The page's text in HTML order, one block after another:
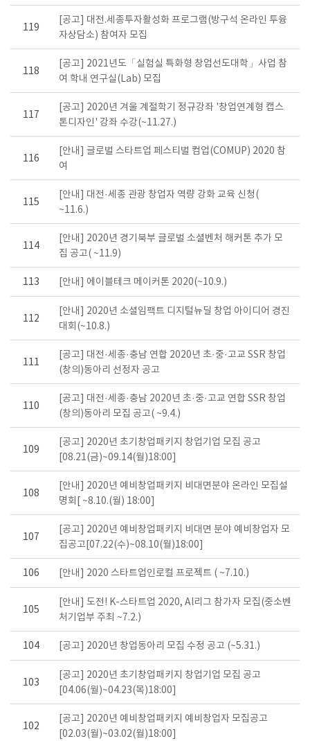
119
[공고] 대전.세종투자활성화 프로그램(방구석 온라인 투융
자상담소) 참여자 모집
118
[공고] 2021년도「실험실 특화형 창업선도대학」사업 참
여 학내 연구실(Lab) 모집
117
[공고] 2020년 겨울 계절학기 정규강좌 '창업연계형 캡스
톤디자인' 강좌 수강(~11.27.)
116
[안내] 글로벌 스타트업 페스티벌 컴업(COMUP) 2020 참
여
115
[안내] 대전·세종 관광 창업자 역량 강화 교육 신청(
~11.6.)
114
[안내] 2020년 경기북부 글로벌 소셜벤처 해커톤 추가 모
집 공고( ~11.9)
113 [안내] 에이블테크 메이커톤 2020(~10.9.)
112
[안내] 2020년 소셜임팩트 디지털뉴딜 창업 아이디어 경진
대회(~10.8.)
111
[공고] 대전·세종·충남 연합 2020년 초·중·고교 SSR 창업
(창의)동아리 선정자 공고
110
[공고] 대전·세종·충남 2020년 초·중·고교 연합 SSR 창업
(창의)동아리 모집 공고( ~9.4.)
109
[공고] 2020년 초기창업패키지 창업기업 모집 공고
[08.21(금)~09.14(월)18:00]
108
[안내] 2020년 예비창업패키지 비대면분야 온라인 모집설
명회[ ~8.10.(월) 18:00]
107
[공고] 2020년 예비창업패키지 비대면 분야 예비창업자 모
집공고[07.22(수)~08.10(월)18:00]
106 [안내] 2020 스타트업인로컬 프로젝트 ( ~7.10.)
105
[안내] 도전! K-스타트업 2020, Al리그 참가자 모집(중소벤
처기업부 주최 ~7.2.)
104 [공고] 2020년 창업동아리 모집 수정 공고 (~5.31.)
103
[공고] 2020년 초기창업패키지 창업기업 모집 공고
[04.06(월)~04.23(목)18:00]
102
[공고] 2020년 예비창업패키지 예비창업자 모집공고
[02.03(월)~03.02(월)18:00]